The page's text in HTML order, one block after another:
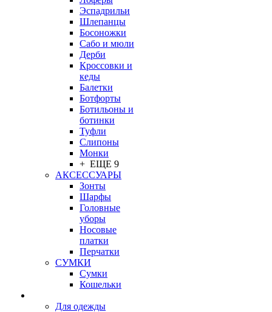
Эспадрильи
Шлепанцы
Босоножки
Сабо и мюли
Дерби
Кроссовки и
кеды
Балетки
Ботфорты
Ботильоны и
ботинки
Туфли
Слипоны
Монки
+ ЕЩЕ 9
АКСЕССУАРЫ
Зонты
Шарфы
Головные
уборы
Носовые
платки
Перчатки
СУМКИ
Сумки
Кошельки
Для одежды